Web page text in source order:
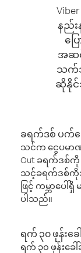
နည်း
ပြ
အဆင်
သက်သ
ဆိုနိုင်
ခရက်ဒစ် ပက်က
သင်က ငွေပမ
Out ခရက်ဒစ်
သင့်ခရက်ဒစ်ကိုသုံ
ဖြင့် ကမ္ဘာပေ
ပါသည်။
ရက် ၃၀ ဖုန်းခ
ရက် ၃၀ ဖုန်းခ